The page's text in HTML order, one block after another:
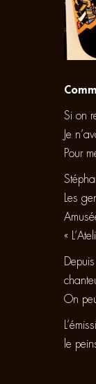
Si on
Je
Pour
Les
«
On
le